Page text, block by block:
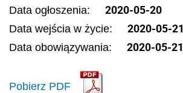
Data ogłoszenia: 2020-05-20
Data wejścia w życie: 2020-05-21
Data obowiązywania: 2020-05-21
Pobierz PDF